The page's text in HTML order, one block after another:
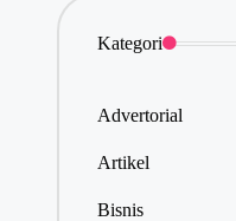
Kategori
Advertorial
Artikel
Bisnis